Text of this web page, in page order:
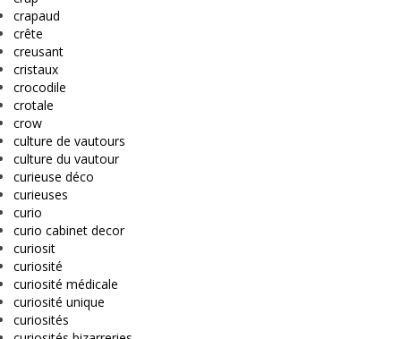
crapaud
crête
creusant
cristaux
crocodile
crotale
crow
culture de vautours
culture du vautour
curieuse déco
curieuses
curio
curio cabinet decor
curiosit
curiosité
curiosité médicale
curiosité unique
curiosités